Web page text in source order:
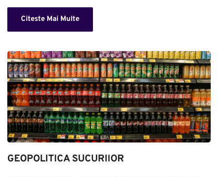
Citeste Mai Multe
GEOPOLITICA SUCURIlOR